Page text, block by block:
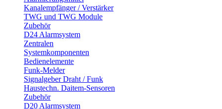
Kanalempfänger / Verstärker
TWG und TWG Module
Zubehör
D24 Alarmsystem
Zentralen
Systemkomponenten
Bedienelemente
Funk-Melder
Signalgeber Draht / Funk
Haustechn. Daitem-Sensoren
Zubehör
D20 Alarmsystem